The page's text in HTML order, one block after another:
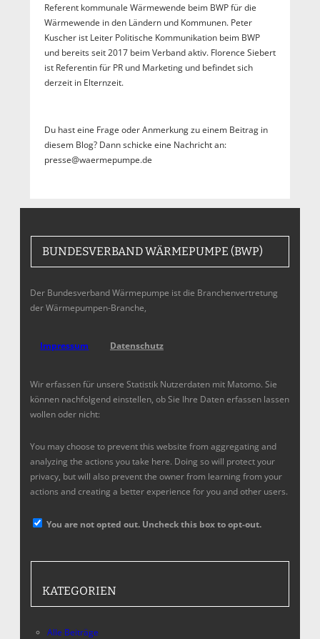
Referent kommunale Wärmewende beim BWP für die
Wärmewende in den Ländern und Kommunen. Peter
Kuscher ist Leiter Politische Kommunikation beim BWP
und bereits seit 2017 beim Verband aktiv. Florence Siebert
ist Referentin für PR und Marketing und befindet sich
derzeit in Elternzeit.
Du hast eine Frage oder Anmerkung zu einem Beitrag in
diesem Blog? Dann schicke eine Nachricht an:
presse@waermepumpe.de
BUNDESVERBAND WÄRMEPUMPE (BWP)
Der Bundesverband Wärmepumpe ist die Branchenvertretung
der Wärmepumpen-Branche,
Impressum Datenschutz
Wir erfassen für unsere Statistik Nutzerdaten mit Matomo. Sie
können nachfolgend einstellen, ob Sie Ihre Daten erfassen lassen
wollen oder nicht:
You may choose to prevent this website from aggregating and
analyzing the actions you take here. Doing so will protect your
privacy, but will also prevent the owner from learning from your
actions and creating a better experience for you and other users.
You are not opted out. Uncheck this box to opt-out.
KATEGORIEN
Alle Beiträge